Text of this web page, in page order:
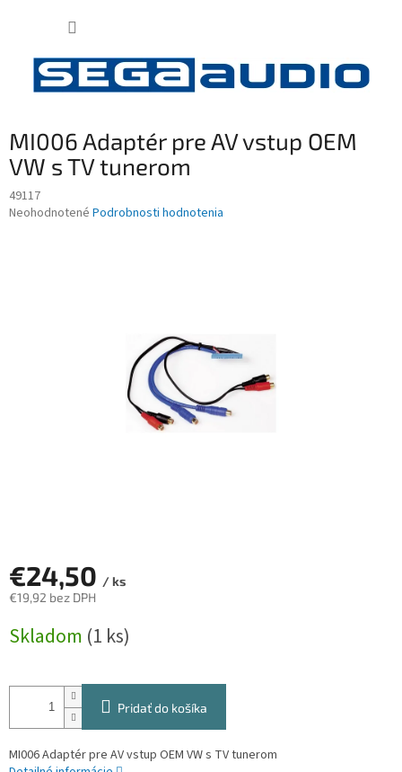
MI006 Adaptér pre AV vstup OEM
VW s TV tunerom
49117
Priemerné
Neohodnotené Podrobnosti hodnotenia
€24,50 / ks
€19,92 bez DPH
cena:
Skladom (1 ks)
Pridať do košíka
MI006 Adaptér pre AV vstup OEM VW s TV tunerom